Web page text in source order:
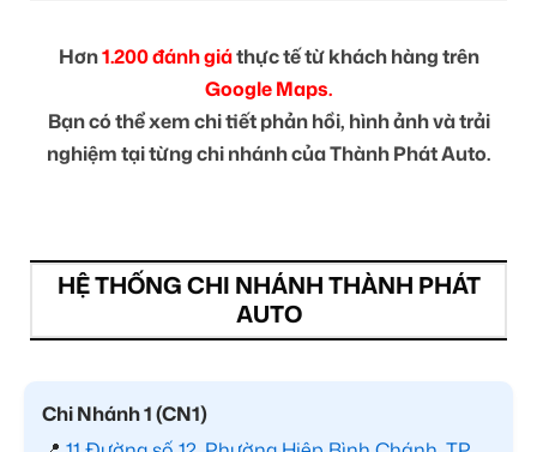
Hơn1.200 đánh giáthực tế từ khách hàng trên
Google Maps.
Bạn có thể xem chi tiết phản hồi, hình ảnh và trải
nghiệm tại từng chi nhánh của Thành Phát Auto.
HỆ THỐNG CHI NHÁNH THÀNH PHÁT
AUTO
Chi Nhánh 1 (CN1)